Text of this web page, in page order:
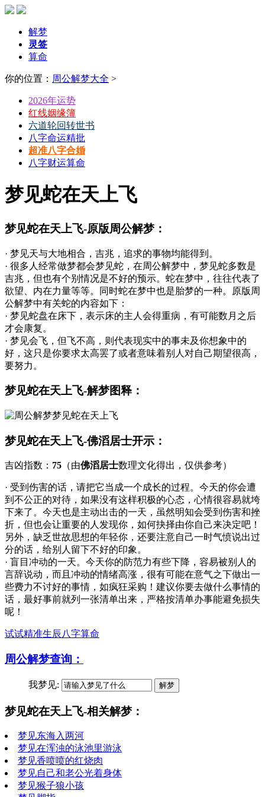
解梦
灵签
算命
你的位置： 周公解梦大全 >
2026年运势
红线姻缘簿
六道轮回转世书
八字命运精批
超准八字合婚
八字财运算命
梦见蛇在天上飞
梦见蛇在天上飞-原版周公解梦：
· 梦见天与大地相合，吉兆，追求的事物均能得到。
· 很多人经常做梦都会梦见蛇，在周公解梦中，梦见蛇多数是
吉兆，但也有个别情况是不好的预示。蛇在梦中，往往代表了
欲望、内在力量等等。同时蛇在梦中也是胎梦的一种。原版周
公解梦中有关蛇的内容如下：
· 梦见蛇盘在床下，表示床的主人会得重病，有可能数月之后
才会康复。
· 梦见会飞，但飞不高，则代表现实中的事未及你想象中的
好，这只是你要求太高罢了或者意味着别人对自己期望很高，
要努力。
梦见蛇在天上飞-解梦图释：
梦见蛇在天上飞-佛滔居士开示：
吉凶指数： 75 （由佛滔居士数理文化得出，仅供参考）
· 受到伤害的话，请把它当成一个成长的过程。今天的你会遭
到不公正的对待，如果没有这样积极的心态，心情很容易就垮
下来了。今天也是主动出击的一天，虽然明知会受到伤害和挫
折，但也会让重要的人发现你，如何抉择由你自己来决定吧！
另外，缺乏世故思想的年轻你，还要注意自己一时气愤说出过
分的话，给别人留下不好的印象。
· 盲目冲动的一天。今天你的防范力有些下降，容易被别人的
言辞说动，而且冲动的情绪高涨，很有可能在意气之下做出一
些费力不讨好的事情，如疯狂采购！建议你要去做什么事情的
话，最好事前就列一张清单出来，严格按清单办事能避免损失
呢！
试试精准生辰八字算命
周公解梦查询：
我梦见:
梦见蛇在天上飞-相关解梦：
梦见东海入两河
梦见在浑浊的泳池里游泳
梦见香喷喷的红烧肉
梦见自己和老公光着身体
梦见猴子狼小孩